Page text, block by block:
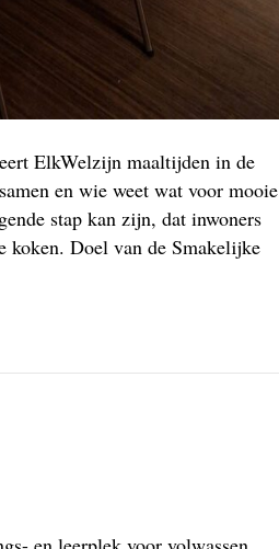
ElkWelzijn maaltijden in de
en wie weet wat voor mooie
stap kan zijn, dat inwoners
koken. Doel van de Smakelijke